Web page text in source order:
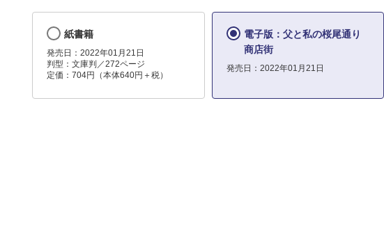
紙書籍
発売日：2022年01月21日
判型：文庫判／272ページ
定価：704円（本体640円＋税）
電子版：父と私の桜尾通り
商店街
発売日：2022年01月21日